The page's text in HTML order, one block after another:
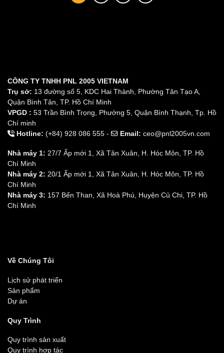
CÔNG TY TNHH PNL 2005 VIETNAM
Trụ sở: 13 đường số 5, KDC Hai Thành, Phường Tân Tạo A,
Quận Bình Tân, TP. Hồ Chí Minh
VPGD : 53 Trần Bình Trọng, Phường 5, Quận Bình Thạnh, Tp. Hồ
Chí minh
Hotline: (+84) 928 086 555 - Email: ceo@pnl2005vn.com
Nhà máy 1: 27/7 Ấp mới 1, Xã Tân Xuân, H. Hóc Môn, TP. Hồ
Chí Minh
Nhà máy 2: 20/1 Ấp mới 1, Xã Tân Xuân, H. Hóc Môn, TP. Hồ
Chí Minh
Nhà máy 3: 157 Bến Than, Xã Hoà Phú, Huyện Củ Chi, TP. Hồ
Chí Minh
Về Chúng Tôi
Lịch sử phát triển
Sản phẩm
Dự án
Quy Trình
Quy trình sản xuất
Quy trình hợp tác